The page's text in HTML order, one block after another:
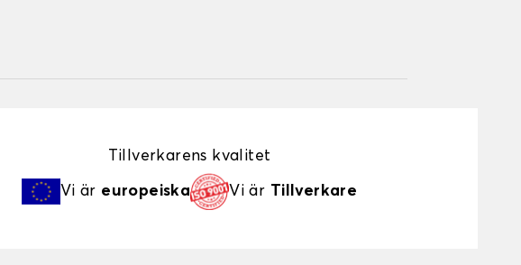
Tillverkarens kvalitet
Vi är europeiska Vi är Tillverkare